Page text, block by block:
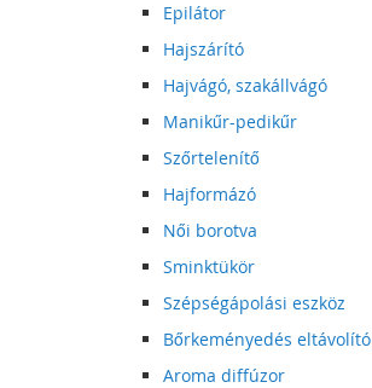
Epilátor
Hajszárító
Hajvágó, szakállvágó
Manikűr-pedikűr
Szőrtelenítő
Hajformázó
Női borotva
Sminktükör
Szépségápolási eszköz
Bőrkeményedés eltávolító
Aroma diffúzor